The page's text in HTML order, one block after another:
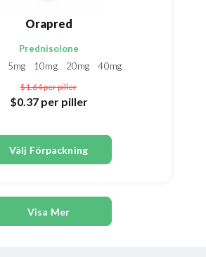
Orapred
Prednisolone
5mg 10mg 20mg 40mg
$1.64per piller
$0.37 per piller
Välj Förpackning
Visa Mer